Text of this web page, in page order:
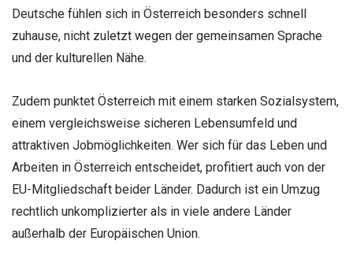
Deutsche fühlen sich in Österreich besonders schnell
zuhause, nicht zuletzt wegen der gemeinsamen Sprache
und der kulturellen Nähe.
Zudem punktet Österreich mit einem starken Sozialsystem,
einem vergleichsweise sicheren Lebensumfeld und
attraktiven Jobmöglichkeiten. Wer sich für das Leben und
Arbeiten in Österreich entscheidet, profitiert auch von der
EU-Mitgliedschaft beider Länder. Dadurch ist ein Umzug
rechtlich unkomplizierter als in viele andere Länder
außerhalb der Europäischen Union.